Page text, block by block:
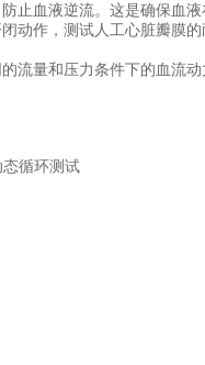
血液逆流。这是确保血液
动作，测试人工心脏瓣膜
流量和压力条件下的血流
循环测试